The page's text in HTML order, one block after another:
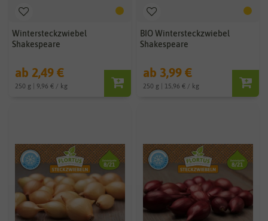
Wintersteckzwiebel
Shakespeare
ab 2,49 €
250 g | 9,96 € / kg
BIO Wintersteckzwiebel
Shakespeare
ab 3,99 €
250 g | 15,96 € / kg